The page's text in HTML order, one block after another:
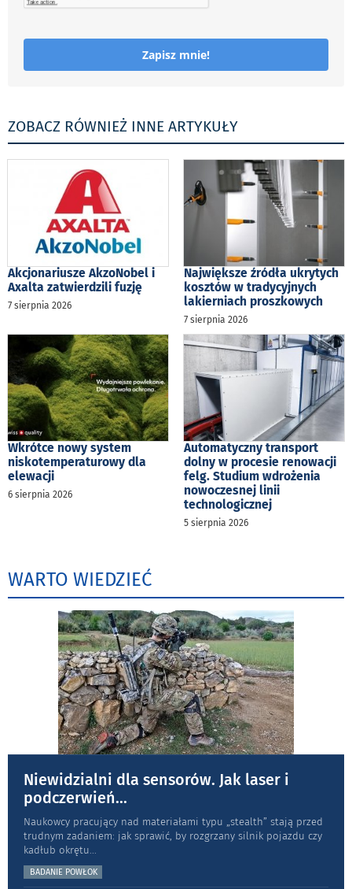
Zapisz mnie!
ZOBACZ RÓWNIEŻ INNE ARTYKUŁY
Akcjonariusze AkzoNobel i
Axalta zatwierdzili fuzję
7 sierpnia 2026
Największe źródła ukrytych
kosztów w tradycyjnych
lakierniach proszkowych
7 sierpnia 2026
Wkrótce nowy system
niskotemperaturowy dla
elewacji
6 sierpnia 2026
Automatyczny transport
dolny w procesie renowacji
felg. Studium wdrożenia
nowoczesnej linii
technologicznej
5 sierpnia 2026
WARTO WIEDZIEĆ
Niewidzialni dla sensorów. Jak laser i
podczerwień...
Naukowcy pracujący nad materiałami typu „stea­lth” stają przed
trudnym zadaniem: jak sprawić, by rozgrzany silnik pojazdu czy
kadłub okrętu
BADANIE POWŁOK